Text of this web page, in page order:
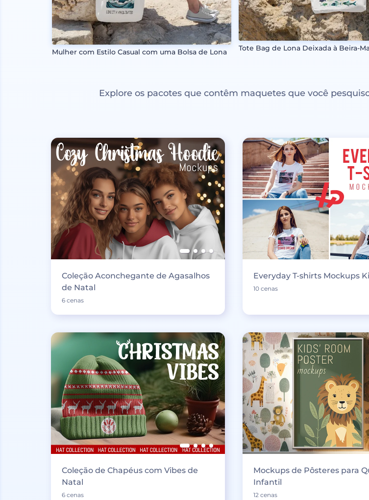
Mulher com Estilo Casual com uma Bolsa de Lona Tote Bag de Lona Deixada à Beira-
Explore os pacotes que contêm maquetes que você
Coleção Aconchegante de Agasalhos
de Natal
6 cenas
Everyday T-shirts Mockups
10 cenas
Coleção de Chapéus com Vibes de
Natal
6 cenas
Mockups de Pôsteres para
Infantil
12 cenas